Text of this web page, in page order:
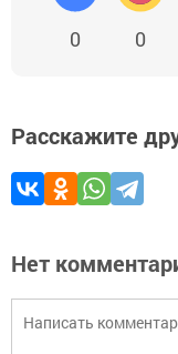
0 0
Расскажите
Нет